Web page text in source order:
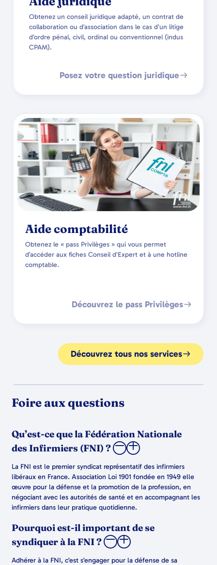
Obtenez un conseil juridique adapté, un contrat de
collaboration ou d’association dans le cas d’un litige
d’ordre pénal, civil, ordinal ou conventionnel (indus
CPAM).
Posez votre question juridique
Aide comptabilité
Obtenez le « pass Privilèges » qui vous permet
d’accéder aux fiches Conseil d’Expert et à une hotline
comptable.
Découvrez le pass Privilèges
Découvrez tous nos services
Foire aux questions
Qu’est-ce que la Fédération Nationale
des Infirmiers (FNI) ?
La FNI est le premier syndicat représentatif des infirmiers
libéraux en France. Association Loi 1901 fondée en 1949 elle
œuvre pour la défense et la promotion de la profession, en
négociant avec les autorités de santé et en accompagnant les
infirmiers dans leur pratique quotidienne.
Pourquoi est-il important de se
syndiquer à la FNI ?
Adhérer à la FNI, c’est s’engager pour la défense de sa